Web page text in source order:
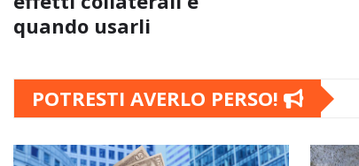
quando usarli
POTRESTI AVERLO PERSO!